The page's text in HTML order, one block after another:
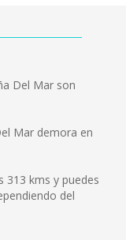
Del Mar son
Mar demora en
313 kms y puedes
del